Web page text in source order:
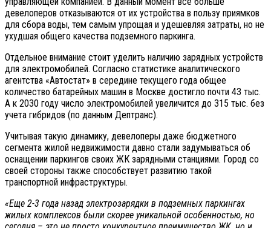
девелоперов отказываются от их устройства в пользу приямков
для сбора воды, тем самым упрощая и удешевляя затраты, но не
ухудшая общего качества подземного паркинга.
Отдельное внимание стоит уделить наличию зарядных устройств
для электромобилей. Согласно статистике аналитического
агентства «Автостат» в середине текущего года общее
количество батарейных машин в Москве достигло почти 43 тыс.
А к 2030 году число электромобилей увеличится до 315 тыс. без
учета гибридов (по данным Дептранс).
Учитывая такую динамику, девелоперы даже бюджетного
сегмента жилой недвижимости давно стали задумываться об
оснащении паркингов своих ЖК зарядными станциями. Город со
своей стороны также способствует развитию такой
транспортной инфраструктуры.
«Еще 2-3 года назад электрозарядки в подземных паркингах
жилых комплексов были скорее уникальной особенностью, но